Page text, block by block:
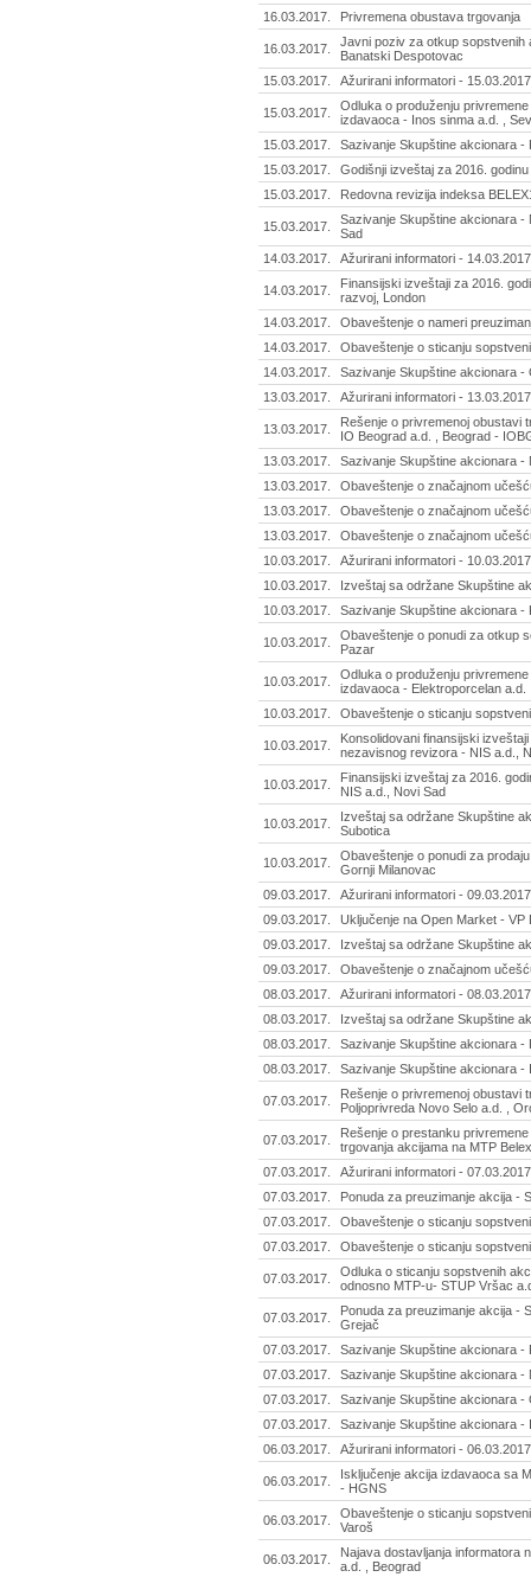
16.03.2017.
Privremena obustava trgovanja
16.03.2017.
Javni poziv za otkup sopstvenih
Banatski Despotovac
15.03.2017.
Ažurirani informatori - 15.03.2017
15.03.2017.
Odluka o produženju
izdavaoca - Inos sinma a.d. ,
15.03.2017.
Sazivanje Skupštine akcionara -
15.03.2017.
Godišnji izveštaj za 2016.
15.03.2017.
Redovna revizija indeksa
15.03.2017.
Sazivanje Skupštine akcionara -
Sad
14.03.2017.
Ažurirani informatori - 14.03.2017
14.03.2017.
Finansijski izveštaji za 2016.
razvoj, London
14.03.2017.
Obaveštenje o nameri
14.03.2017.
Obaveštenje o sticanju
14.03.2017.
Sazivanje Skupštine akcionara -
13.03.2017.
Ažurirani informatori - 13.03.2017
13.03.2017.
Rešenje o privremenoj obustavi
IO Beograd a.d. , Beograd -
13.03.2017.
Sazivanje Skupštine akcionara -
13.03.2017.
Obaveštenje o značajnom
13.03.2017.
Obaveštenje o značajnom
13.03.2017.
Obaveštenje o značajnom
10.03.2017.
Ažurirani informatori - 10.03.2017
10.03.2017.
Izveštaj sa održane Skupštine
10.03.2017.
Sazivanje Skupštine akcionara -
10.03.2017.
Obaveštenje o ponudi za otkup
Pazar
10.03.2017.
Odluka o produženju
izdavaoca - Elektroporcelan a.d.
10.03.2017.
Obaveštenje o sticanju
10.03.2017.
Konsolidovani finansijski
nezavisnog revizora - NIS a.d.,
10.03.2017.
Finansijski izveštaj za 2016.
NIS a.d., Novi Sad
10.03.2017.
Izveštaj sa održane Skupštine
Subotica
10.03.2017.
Obaveštenje o ponudi za
Gornji Milanovac
09.03.2017.
Ažurirani informatori - 09.03.2017
09.03.2017.
Uključenje na Open Market -
09.03.2017.
Izveštaj sa održane Skupštine
09.03.2017.
Obaveštenje o značajnom
08.03.2017.
Ažurirani informatori - 08.03.2017
08.03.2017.
Izveštaj sa održane Skupštine
08.03.2017.
Sazivanje Skupštine akcionara -
08.03.2017.
Sazivanje Skupštine akcionara
07.03.2017.
Rešenje o privremenoj obustavi
Poljoprivreda Novo Selo a.d. ,
07.03.2017.
Rešenje o prestanku
trgovanja akcijama na MTP
07.03.2017.
Ažurirani informatori - 07.03.2017
07.03.2017.
Ponuda za preuzimanje akcija -
07.03.2017.
Obaveštenje o sticanju
07.03.2017.
Obaveštenje o sticanju
07.03.2017.
Odluka o sticanju sopstvenih
odnosno MTP-u- STUP Vršac
07.03.2017.
Ponuda za preuzimanje akcija -
Grejač
07.03.2017.
Sazivanje Skupštine akcionara -
07.03.2017.
Sazivanje Skupštine akcionara -
07.03.2017.
Sazivanje Skupštine akcionara
07.03.2017.
Sazivanje Skupštine akcionara -
06.03.2017.
Ažurirani informatori - 06.03.2017
06.03.2017.
Isključenje akcija izdavaoca sa
- HGNS
06.03.2017.
Obaveštenje o sticanju
Varoš
06.03.2017.
Najava dostavljanja informatora
a.d. , Beograd